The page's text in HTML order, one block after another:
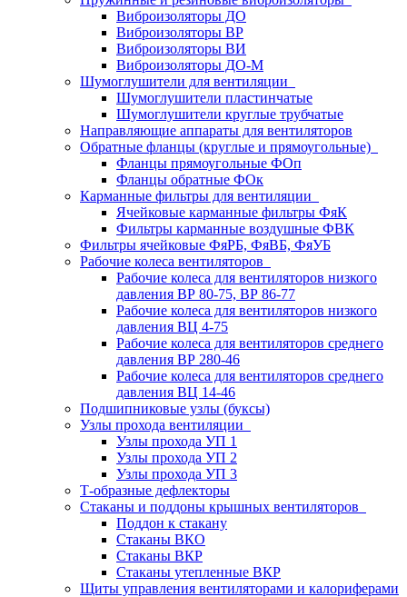
Виброизоляторы ДО
Виброизоляторы ВР
Виброизоляторы ВИ
Виброизоляторы ДО-М
Шумоглушители для вентиляции
Шумоглушители пластинчатые
Шумоглушители круглые трубчатые
Направляющие аппараты для вентиляторов
Обратные фланцы (круглые и прямоугольные)
Фланцы прямоугольные ФОп
Фланцы обратные ФОк
Карманные фильтры для вентиляции
Ячейковые карманные фильтры ФяК
Фильтры карманные воздушные ФВК
Фильтры ячейковые ФяРБ, ФяВБ, ФяУБ
Рабочие колеса вентиляторов
Рабочие колеса для вентиляторов низкого
давления ВР 80-75, ВР 86-77
Рабочие колеса для вентиляторов низкого
давления ВЦ 4-75
Рабочие колеса для вентиляторов среднего
давления ВР 280-46
Рабочие колеса для вентиляторов среднего
давления ВЦ 14-46
Подшипниковые узлы (буксы)
Узлы прохода вентиляции
Узлы прохода УП 1
Узлы прохода УП 2
Узлы прохода УП 3
Т-образные дефлекторы
Стаканы и поддоны крышных вентиляторов
Поддон к стакану
Стаканы ВКО
Стаканы ВКР
Стаканы утепленные ВКР
Щиты управления вентиляторами и калориферами